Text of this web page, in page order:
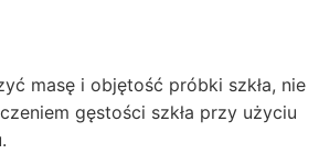
masę i objętość próbki szkła, nie
gęstości szkła przy użyciu